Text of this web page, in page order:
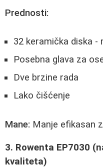
Prednosti:
32 keramička diska -
Posebna glava za
Dve brzine rada
Lako čišćenje
Mane: Manje efikasan
3. Rowenta EP7030
kvaliteta)